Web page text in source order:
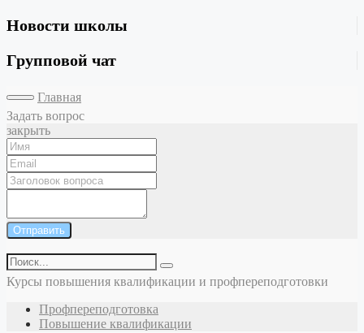
Новости школы
Групповой чат
Главная
Задать вопрос
закрыть
Отправить
Курсы повышения квалификации и профпереподготовки
Профпереподготовка
Повышение квалификации